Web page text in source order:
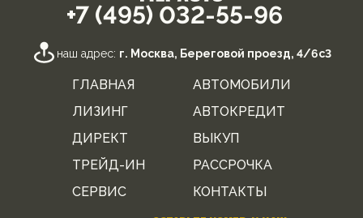
+7 (495) 032-55-96
наш адрес: г. Москва, Береговой проезд, 4/6с3
ГЛАВНАЯ
АВТОМОБИЛИ
ЛИЗИНГ
АВТОКРЕДИТ
ДИРЕКТ
ВЫКУП
ТРЕЙД-ИН
РАССРОЧКА
СЕРВИС
КОНТАКТЫ